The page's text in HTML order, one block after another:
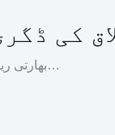
کی
بھارتی ریاست مدھیہ پردیش کی ہائیکورٹ نے مسلمان جوڑے کی طلاق سے متعلق کیس میں…